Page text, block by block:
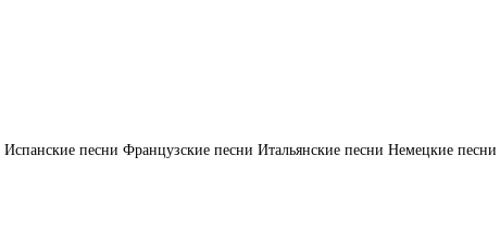
Испанские песни Французские песни Итальянские песни Немецкие песни